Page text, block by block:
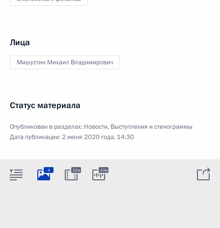
Лица
Мишустин Михаил Владимирович
Статус материала
Опубликован в разделах: Новости, Выступления и стенограммы
Дата публикации:2 июня 2020 года, 14:30
4 10м 10м